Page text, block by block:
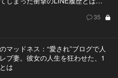
35
マッドネス：“愛され”ブログで人
ブ妻。彼女の人生を狂わせた、1
は